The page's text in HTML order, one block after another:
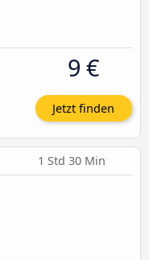
9 €
Jetzt finden
1 Std 30 Min